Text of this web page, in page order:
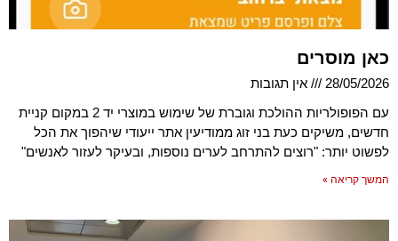
כאן מוסרים
28/05/2026
אין תגובות
עם הפופולריות ההולכת וגוברת של שימוש במוצרי יד 2 במקום קניית
חדשים, משיקים כעת בני זוג ממודיעין אתר ייעודי שיהפוך את הכל
לפשוט יותר: "רוצים להתרחב לערים נוספות, ובעיקר לעזור לאנשים"
המשך קריאה »